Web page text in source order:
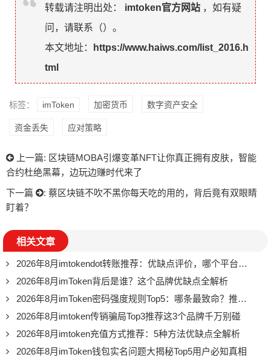
转载请注明出处： imtoken官方网站 ，如有疑
问，请联系（）。
本文地址：
https://www.haiws.com/list_2016.h
tml
标签： imToken 加密货币 数字资产安全
资金丢失 应对策略
上一篇: 区块链MOBA引爆变革NFT让你真正拥有皮肤，智能
合约杜绝黑幕，边玩边赚时代来了
下一篇
: 蔡区块链不吹不黑你每天吃的用的，背后竟有双眼睛
盯着？
相关文章
2026年8月imtokendot转账推荐：优缺点评价，哪个平台更强？
2026年8月imToken背后是谁？这个品牌优缺点全解析
2026年8月imToken密码强度规则Top5：哪条最致命？推荐必看
2026年8月imtoken传销骗局Top3推荐这3个品牌千万别碰
2026年8月imtoken充值方式推荐：5种方法优缺点全解析
2026年8月imToken钱包实名问题大揭秘Top5用户必知真相